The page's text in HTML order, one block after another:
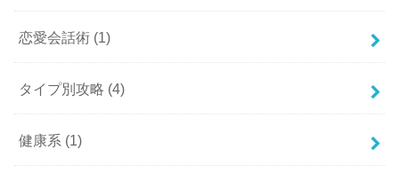
恋愛会話術 (1)
タイプ別攻略 (4)
健康系 (1)